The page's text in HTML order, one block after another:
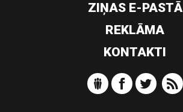
ZIŅAS E-PASTĀ
REKLĀMA
KONTAKTI